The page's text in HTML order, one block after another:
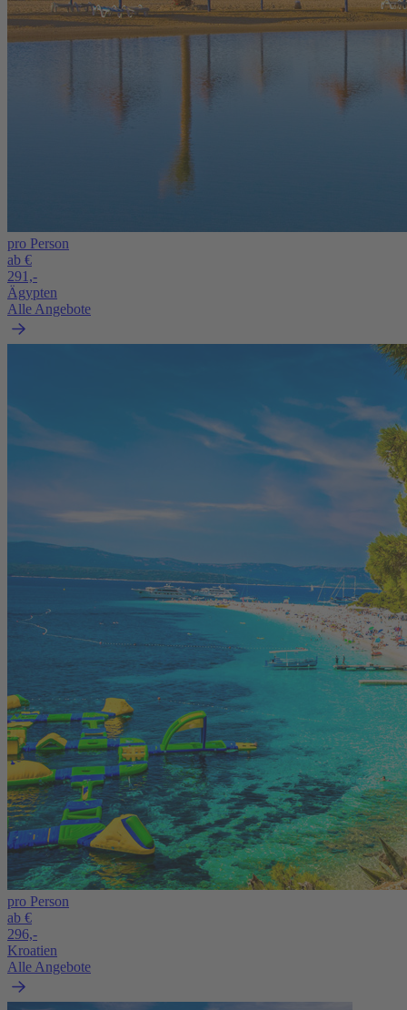
pro Person
ab €
291,-
Ägypten
Alle Angebote
pro Person
ab €
296,-
Kroatien
Alle Angebote